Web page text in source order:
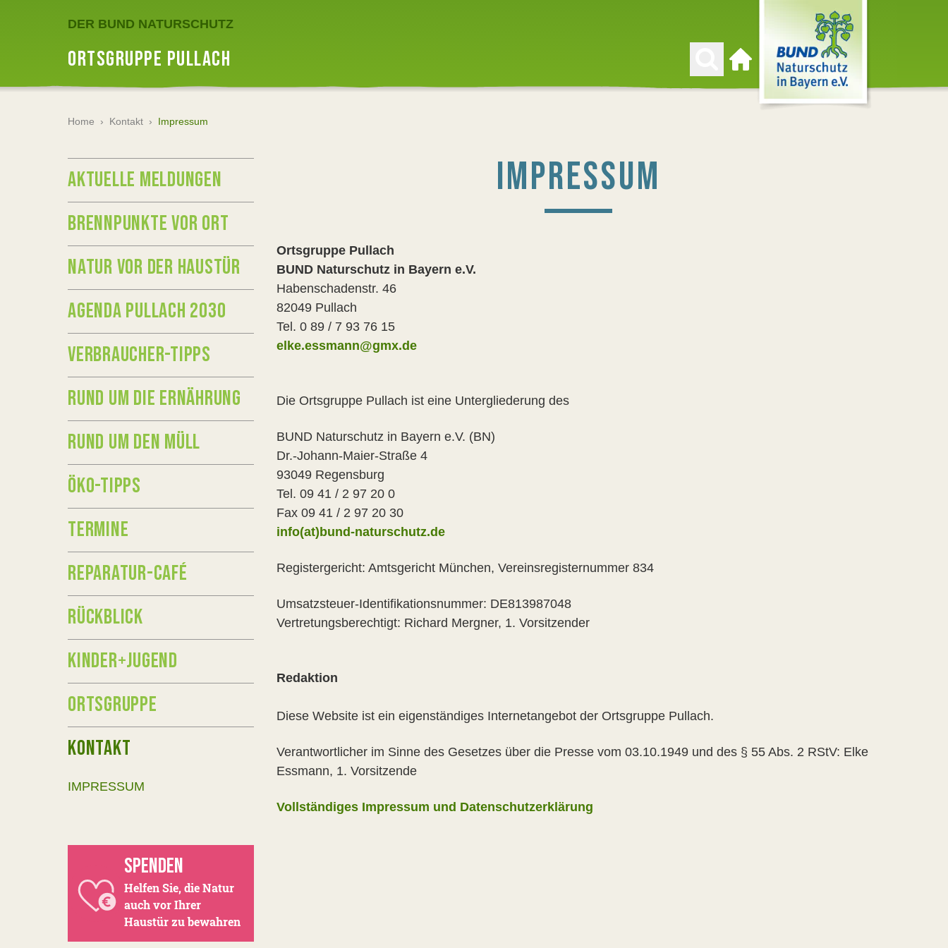
DER BUND NATURSCHUTZ
ORTSGRUPPE PULLACH
Zur Startseite
Home › Kontakt › Impressum
IMPRESSUM
Ortsgruppe Pullach
BUND Naturschutz in Bayern e.V.
Habenschadenstr. 46
82049 Pullach
Tel. 0 89 / 7 93 76 15
elke.essmann@gmx.de
Die Ortsgruppe Pullach ist eine Untergliederung des
BUND Naturschutz in Bayern e.V. (BN)
Dr.-Johann-Maier-Straße 4
93049 Regensburg
Tel. 09 41 / 2 97 20 0
Fax 09 41 / 2 97 20 30
info(at)bund-naturschutz.de
Registergericht: Amtsgericht München, Vereinsregisternummer 834
Umsatzsteuer-Identifikationsnummer: DE813987048
Vertretungsberechtigt: Richard Mergner, 1. Vorsitzender
Redaktion
Diese Website ist ein eigenständiges Internetangebot der Ortsgruppe Pullach.
Verantwortlicher im Sinne des Gesetzes über die Presse vom 03.10.1949 und des § 55 Abs. 2 RStV: Elke
Essmann, 1. Vorsitzende
Vollständiges Impressum und Datenschutzerklärung
AKTUELLE MELDUNGEN
BRENNPUNKTE VOR ORT
NATUR VOR DER HAUSTÜR
AGENDA PULLACH 2030
VERBRAUCHER-TIPPS
RUND UM DIE ERNÄHRUNG
RUND UM DEN MÜLL
ÖKO-TIPPS
TERMINE
REPARATUR-CAFÉ
RÜCKBLICK
KINDER+JUGEND
ORTSGRUPPE
KONTAKT
IMPRESSUM
SPENDEN
Helfen Sie, die Natur
auch vor Ihrer
Haustür zu bewahren